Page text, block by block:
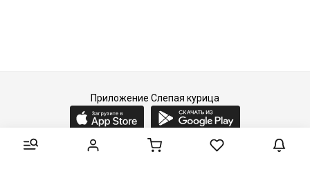
Приложение Слепая курица
2015-2026 © Слепая курица - fashion concept store.